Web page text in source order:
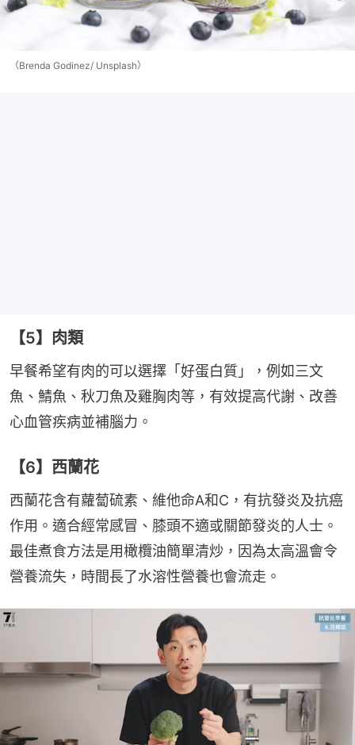
（Brenda Godinez/ Unsplash）
【5】肉類
早餐希望有肉的可以選擇「好蛋白質」，例如三文
魚、鯖魚、秋刀魚及雞胸肉等，有效提高代謝、改善
心血管疾病並補腦力。
【6】西蘭花
西蘭花含有蘿蔔硫素、維他命A和C，有抗發炎及抗癌
作用。適合經常感冒、膝頭不適或關節發炎的人士。
最佳煮食方法是用橄欖油簡單清炒，因為太高溫會令
營養流失，時間長了水溶性營養也會流走。